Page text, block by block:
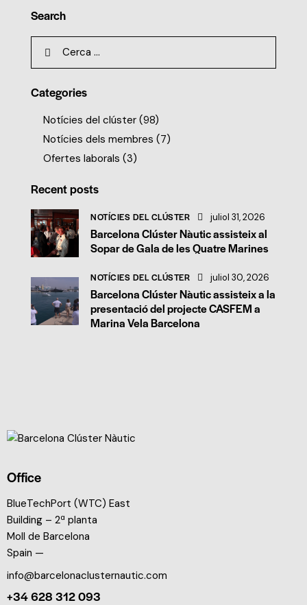
Search
Categories
Notícies del clúster (98)
Notícies dels membres (7)
Ofertes laborals (3)
Recent posts
NOTÍCIES DEL CLÚSTER juliol 31, 2026
Barcelona Clúster Nàutic assisteix al
Sopar de Gala de les Quatre Marines
NOTÍCIES DEL CLÚSTER juliol 30, 2026
Barcelona Clúster Nàutic assisteix a la
presentació del projecte CASFEM a
Marina Vela Barcelona
Office
BlueTechPort (WTC) East
Building – 2ª planta
Moll de Barcelona
Spain —
info@barcelonaclusternautic.com
+34 628 312 093